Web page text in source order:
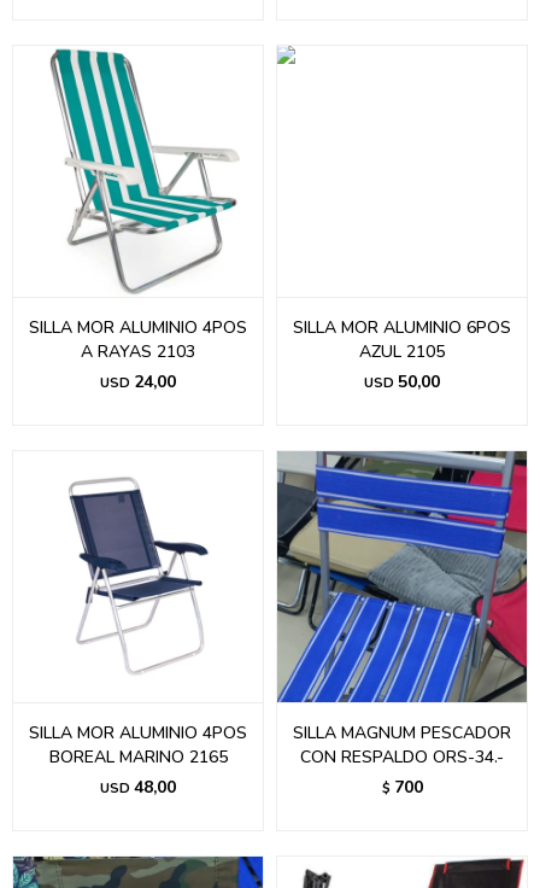
SILLA MOR ALUMINIO 4POS
A RAYAS 2103
USD 24,00
SILLA MOR ALUMINIO 6POS
AZUL 2105
USD 50,00
SILLA MOR ALUMINIO 4POS
BOREAL MARINO 2165
USD 48,00
SILLA MAGNUM PESCADOR
CON RESPALDO ORS-34.-
$ 700